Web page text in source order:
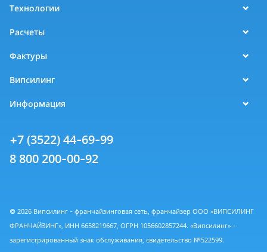
Технологии
Расчеты
Фактуры
Випсилинг
Информация
+7 (3522) 44-69-99
8 800 200-00-92
© 2026 Випсилинг - франчайзинговая сеть, франчайзер ООО «ВИПСИЛИНГ
ФРАНЧАЙЗИНГ», ИНН 6658219667, ОГРН 1056602857244. «Випсилинг» -
зарегистрированный знак обслуживания, свидетельство №522599.